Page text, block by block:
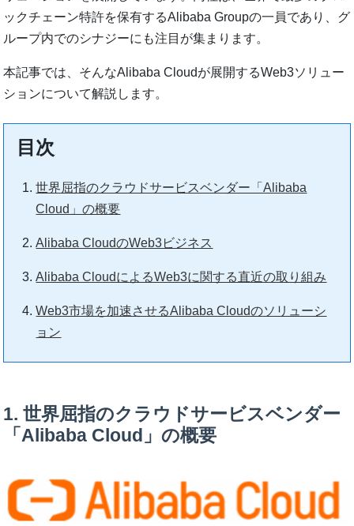
ックチェーン特許を保有するAlibaba Groupの一員であり、グ
ループ内でのシナジーにも注目が集まります。
本記事では、そんなAlibaba Cloudが展開するWeb3ソリュー
ションについて解説します。
目次
世界屈指のクラウドサービスベンダー「Alibaba
Cloud」の概要
Alibaba CloudのWeb3ビジネス
Alibaba CloudによるWeb3に関する直近の取り組み
Web3市場を加速させるAlibaba Cloudのソリューシ
ョン
1. 世界屈指のクラウドサービスベンダー
「Alibaba Cloud」の概要